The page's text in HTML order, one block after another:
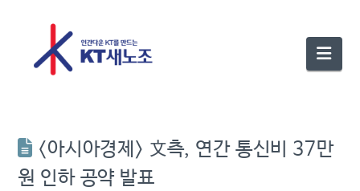
<아시아경제> 文측, 연간 통신비 37만
원 인하 공약 발표